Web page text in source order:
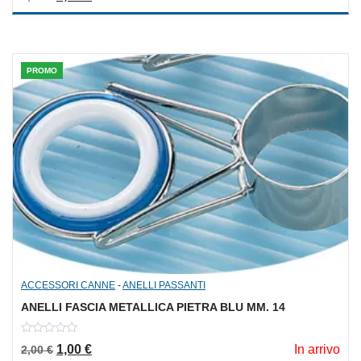
PROMO
ACCESSORI CANNE -ANELLI PASSANTI
ANELLI FASCIA METALLICA PIETRA BLU MM. 14
out
2,00€ Il prezzo originale era: 2,00 €.
1,00 €Il prezzo attuale è: 1,00 €. In arrivo